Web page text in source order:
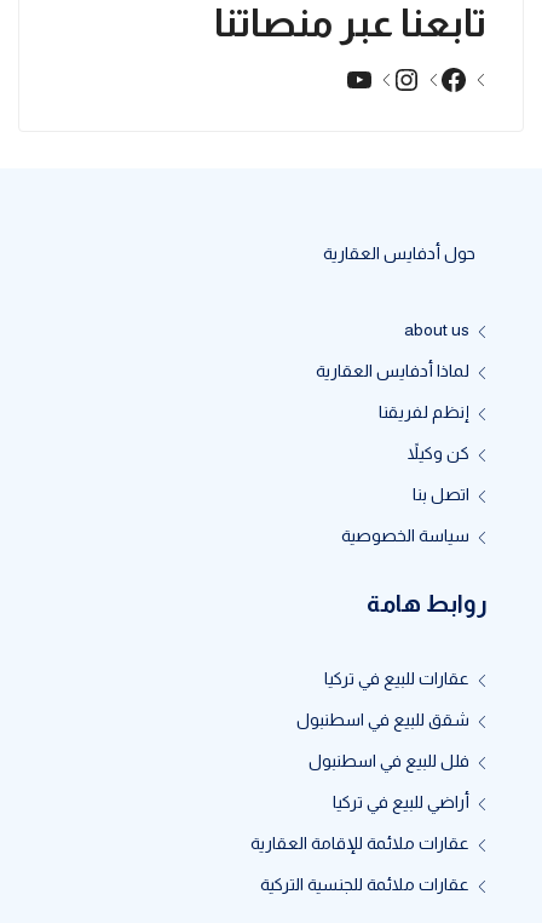
تابعنا عبر منصاتنا
Facebook
Instagram
YouTube
حول أدفايس العقارية
about us
لماذا أدفايس العقارية
إنظم لفريقنا
كن وكيلاً
اتصل بنا
سياسة الخصوصية
روابط هامة
عقارات للبيع في تركيا
شقق للبيع في اسطنبول
فلل للبيع في اسطنبول
أراضي للبيع في تركيا
عقارات ملائمة للإقامة العقارية
عقارات ملائمة للجنسية التركية